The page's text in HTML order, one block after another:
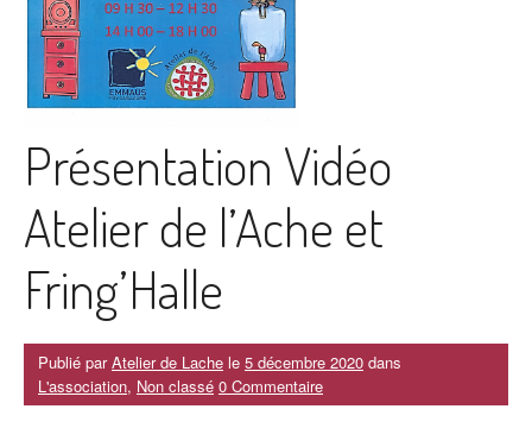
Présentation Vidéo
Atelier de l’Ache et
Fring’Halle
Publié parAtelier de Lache le 5 décembre 2020 dans
L'association, Non classé 0 Commentaire